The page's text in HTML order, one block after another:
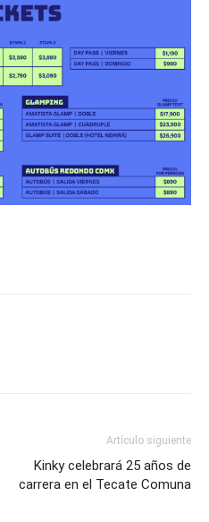
Artículo siguiente
Kinky celebrará 25 años de
carrera en el Tecate Comuna